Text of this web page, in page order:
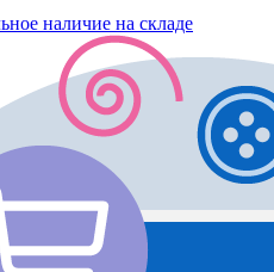
наличие на складе